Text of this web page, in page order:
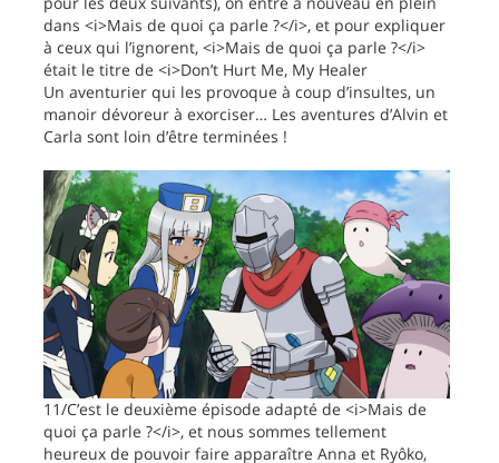
dans <i>Mais de quoi ça parle ?</i>, et pour expliquer
à ceux qui l’ignorent, <i>Mais de quoi ça parle ?</i>
était le titre de <i>Don’t Hurt Me, My Healer
Un aventurier qui les provoque à coup d’insultes, un
manoir dévoreur à exorciser… Les aventures d’Alvin et
Carla sont loin d’être terminées !
11/C’est le deuxième épisode adapté de <i>Mais de
quoi ça parle ?</i>, et nous sommes tellement
heureux de pouvoir faire apparaître Anna et Ryôko,